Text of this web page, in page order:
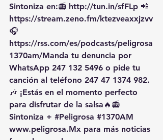
Sintoniza en:📻 http://tun.in/sfFLp 📲
https://stream.zeno.fm/ktezveaxxjzvv
🎧
https://rss.com/es/podcasts/peligrosa
1370am/Manda tu denuncia por
WhatsApp 247 132 5496 o pide tu
canción al teléfono 247 47 1374 982.
🎶 ¡Estás en el momento perfecto
para disfrutar de la salsa🔥📻
Sintoniza + #Peligrosa #1370AM
www.peligrosa.Mx para más noticias